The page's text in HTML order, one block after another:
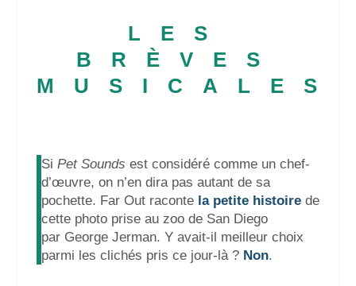
LES
BRÈVES
MUSICALES
Si Pet Sounds est considéré comme un chef-
d’œuvre, on n’en dira pas autant de sa
pochette. Far Out raconte la petite histoire de
cette photo prise au zoo de San Diego
par George Jerman. Y avait-il meilleur choix
parmi les clichés pris ce jour-là ? Non.